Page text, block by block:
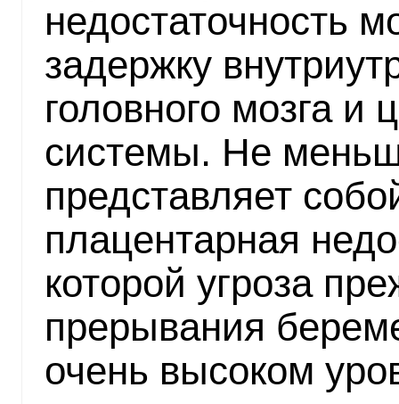
недостаточность
задержку
головного мозга и
системы. Не
представляет
плацентарная
которой угроза
прерывания
очень высоком